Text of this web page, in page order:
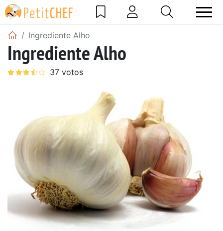
Ingrediente Alho
Ingrediente Alho